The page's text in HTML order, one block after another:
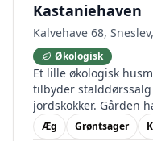
Kastaniehaven
Kalvehave 68,
Økologisk
Et lille økologisk
tilbyder
jordskokker. Gården
høns, som kan
Æg Grøntsager